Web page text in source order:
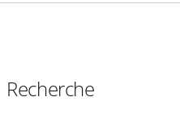
Recherche